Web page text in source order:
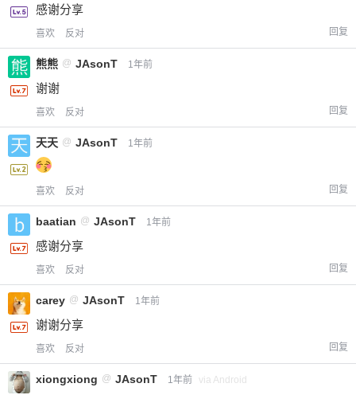
感谢分享
喜欢 反对 回复
熊熊 @ JAsonT 1年前
谢谢
喜欢 反对 回复
天天 @ JAsonT 1年前
喜欢 反对 回复
baatian @ JAsonT 1年前
感谢分享
喜欢 反对 回复
carey @ JAsonT 1年前
谢谢分享
喜欢 反对 回复
xiongxiong @ JAsonT 1年前 via Android